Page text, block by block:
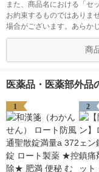
また、商品名における「セ
お約束するものではありま
場合がございます。あらか
商
医薬品・医薬部外品
1 2